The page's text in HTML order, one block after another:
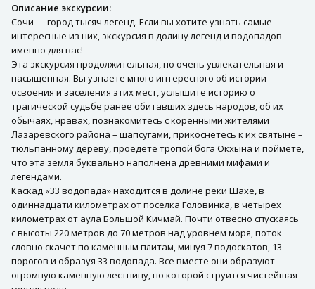
Описание экскурсии:
Сочи — город тысяч легенд. Если вы хотите узнать самые
интересные из них, экскурсия в долину легенд и водопадов
именно для вас!
Эта экскурсия продолжительная, но очень увлекательная и
насыщенная. Вы узнаете много интересного об истории
освоения и заселения этих мест, услышите историю о
трагической судьбе ранее обитавших здесь народов, об их
обычаях, нравах, познакомитесь с коренными жителями
Лазаревского района – шапсугами, прикоснетесь к их святыне –
тюльпанному дереву, проедете тропой бога Окхына и поймете,
что эта земля буквально наполнена древними мифами и
легендами.
Каскад «33 водопада» находится в долине реки Шахе, в
одиннадцати километрах от поселка Головинка, в четырех
километрах от аула Большой Кичмай. Почти отвесно спускаясь
с высоты 220 метров до 70 метров над уровнем моря, поток
словно скачет по каменным плитам, минуя 7 водоскатов, 13
порогов и образуя 33 водопада. Все вместе они образуют
огромную каменную лестницу, по которой струится чистейшая